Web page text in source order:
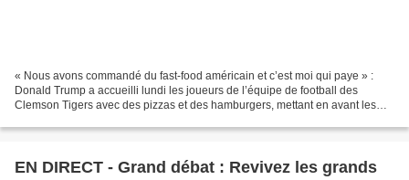
« Nous avons commandé du fast-food américain et c’est moi qui paye » :
Donald Trump a accueilli lundi les joueurs de l’équipe de football des
Clemson Tigers avec des pizzas et des hamburgers, mettant en avant les
EN DIRECT - Grand débat : Revivez les grands